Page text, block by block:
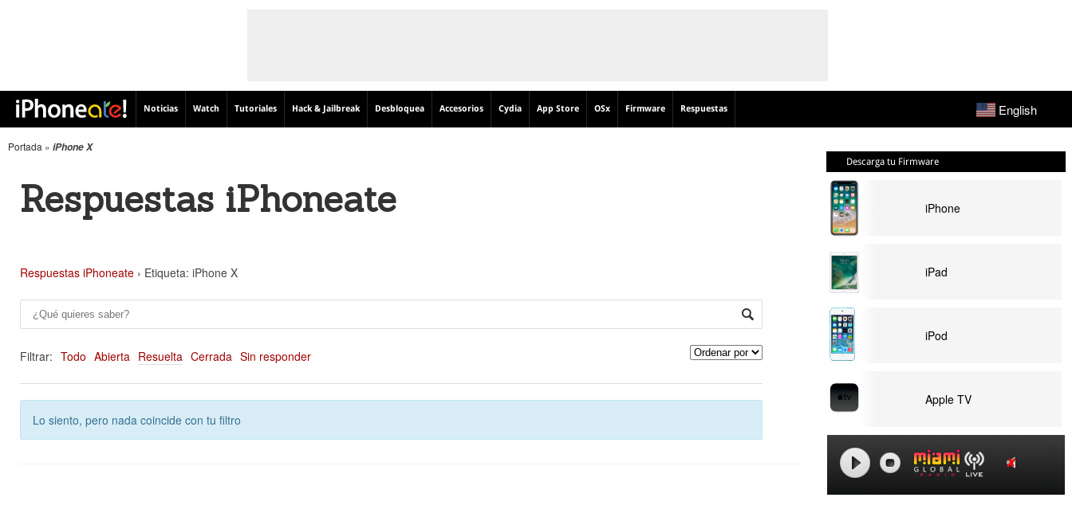
Noticias Watch Tutoriales Hack & Jailbreak Desbloquea Accesorios Cydia App Store OSx Firmware Respuestas English
Portada » iPhone X
Respuestas iPhoneate
Respuestas iPhoneate › Etiqueta: iPhone X
Filtrar: Todo Abierta Resuelta Cerrada Sin responder
Lo siento, pero nada coincide con tu filtro
Descarga tu Firmware
iPhone
iPad
iPod
Apple TV